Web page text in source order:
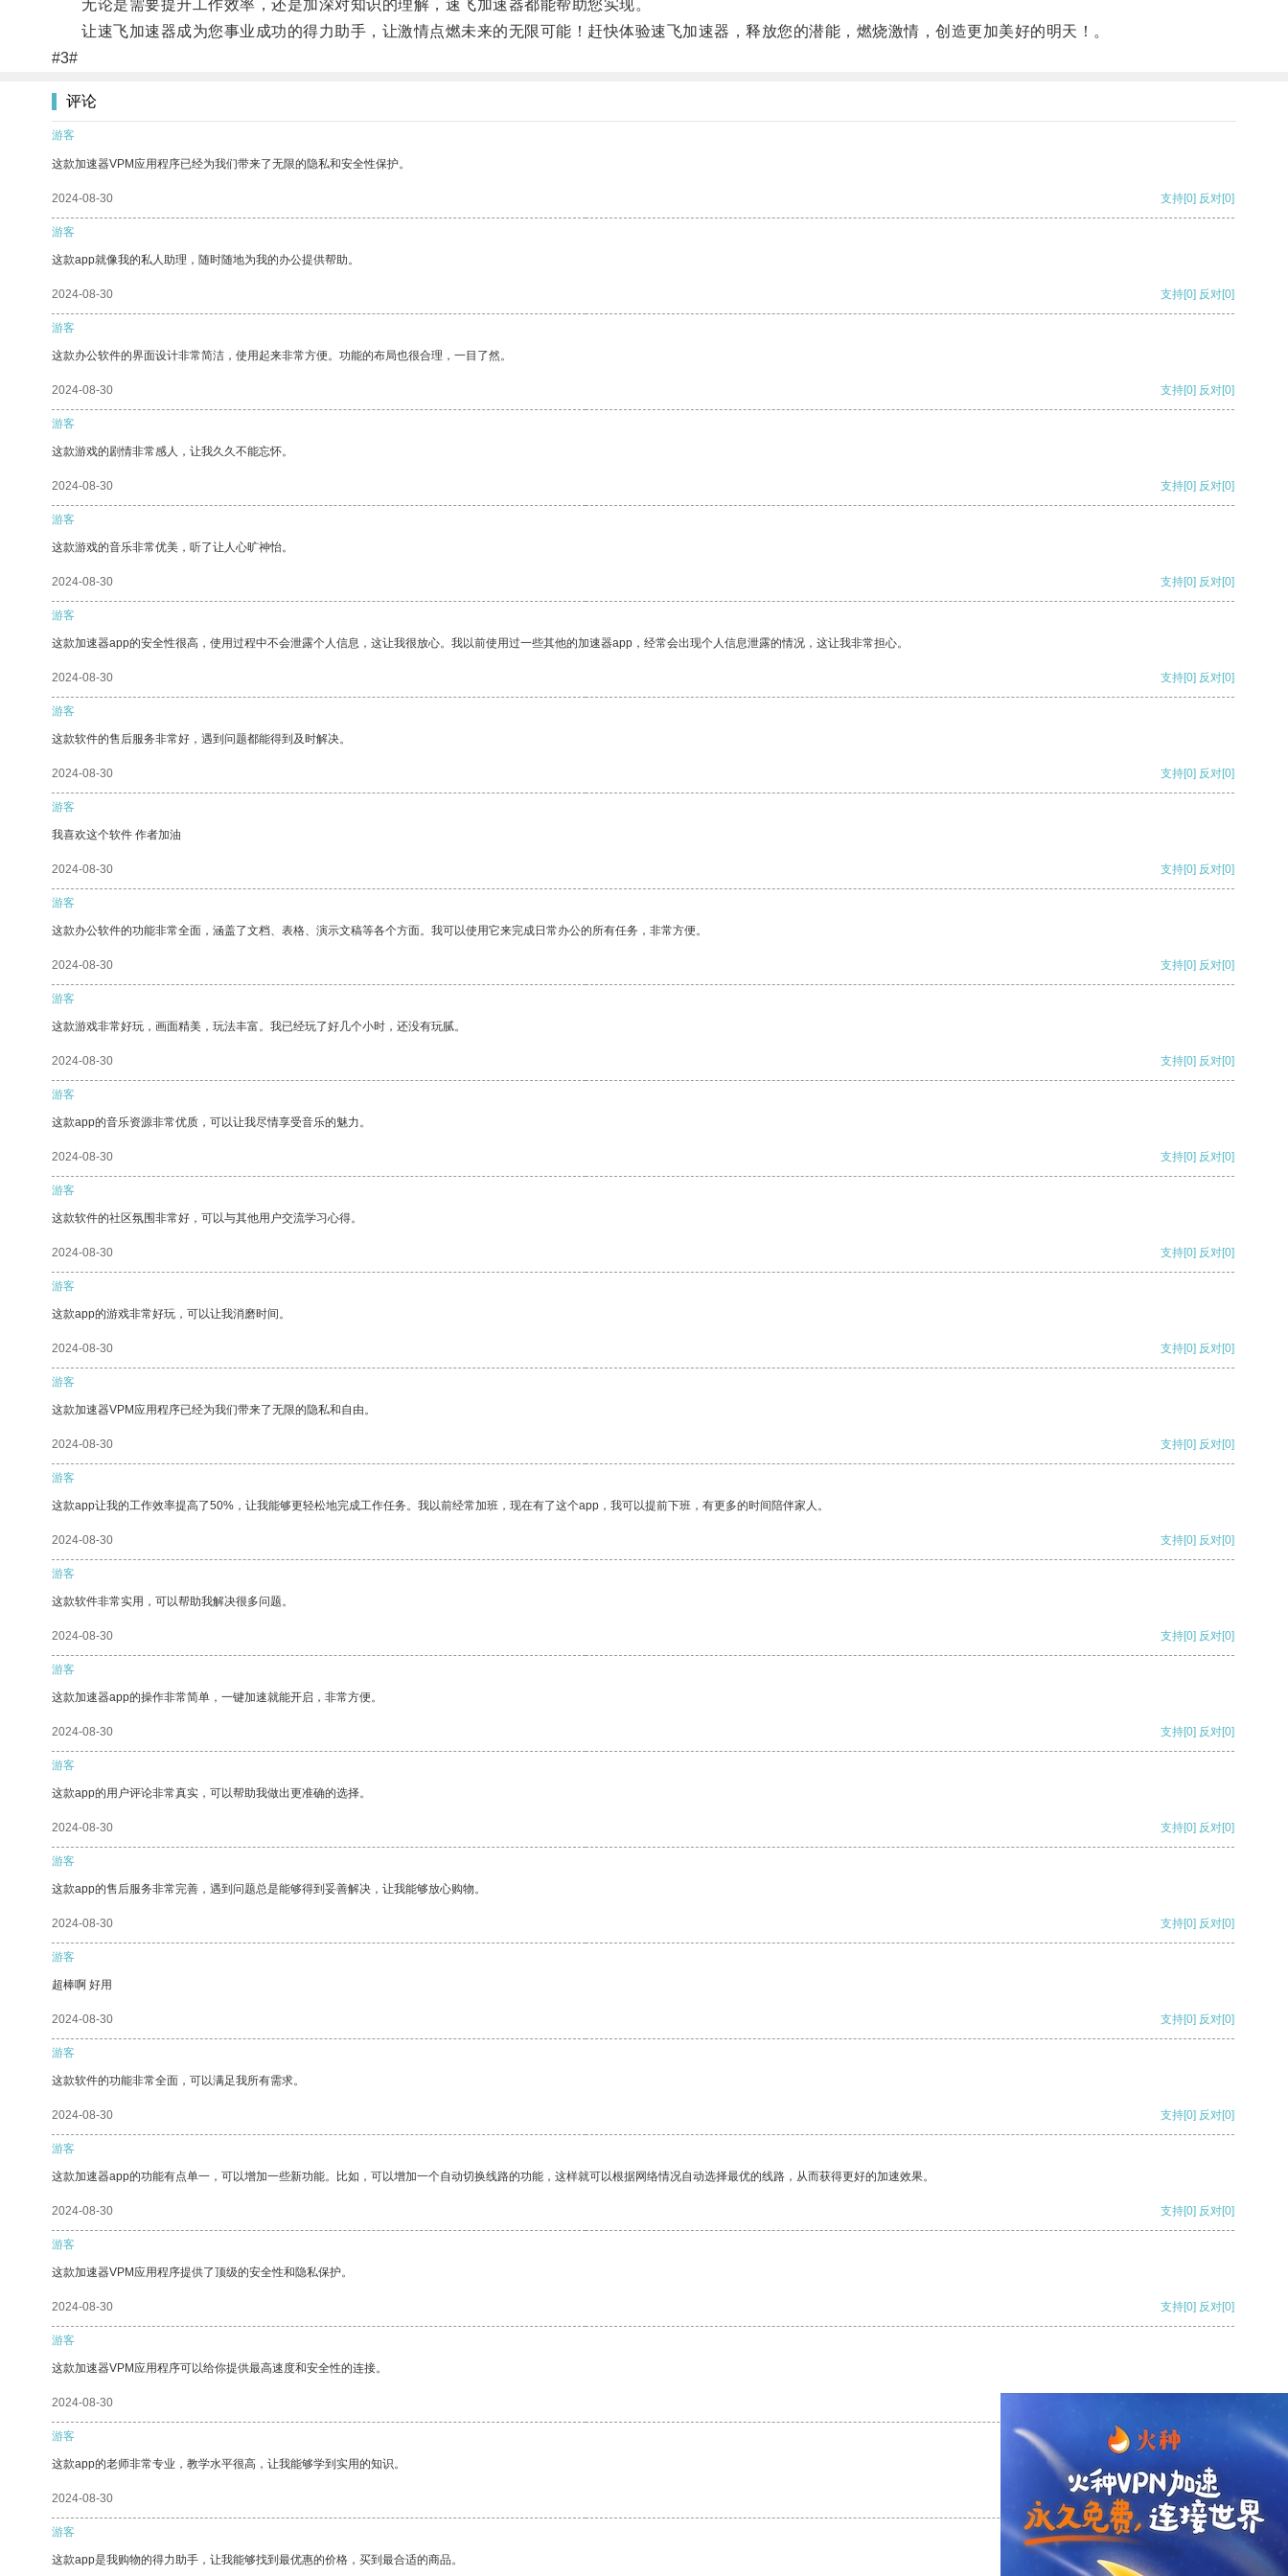
无论是需要提升工作效率，还是加深对知识的理解，速飞加速器都能帮助您实现。
让速飞加速器成为您事业成功的得力助手，让激情点燃未来的无限可能！赶快体验速飞加速器，释放您的潜能，燃烧激情，创造更加美好的明天！。
#3#
评论
游客
这款加速器VPM应用程序已经为我们带来了无限的隐私和安全性保护。
2024-08-30 支持[0] 反对[0]
游客
这款app就像我的私人助理，随时随地为我的办公提供帮助。
2024-08-30 支持[0] 反对[0]
游客
这款办公软件的界面设计非常简洁，使用起来非常方便。功能的布局也很合理，一目了然。
2024-08-30 支持[0] 反对[0]
游客
这款游戏的剧情非常感人，让我久久不能忘怀。
2024-08-30 支持[0] 反对[0]
游客
这款游戏的音乐非常优美，听了让人心旷神怡。
2024-08-30 支持[0] 反对[0]
游客
这款加速器app的安全性很高，使用过程中不会泄露个人信息，这让我很放心。我以前使用过一些其他的加速器app，经常会出现个人信息泄露的情况，这让我非常担心。
2024-08-30 支持[0] 反对[0]
游客
这款软件的售后服务非常好，遇到问题都能得到及时解决。
2024-08-30 支持[0] 反对[0]
游客
我喜欢这个软件 作者加油
2024-08-30 支持[0] 反对[0]
游客
这款办公软件的功能非常全面，涵盖了文档、表格、演示文稿等各个方面。我可以使用它来完成日常办公的所有任务，非常方便。
2024-08-30 支持[0] 反对[0]
游客
这款游戏非常好玩，画面精美，玩法丰富。我已经玩了好几个小时，还没有玩腻。
2024-08-30 支持[0] 反对[0]
游客
这款app的音乐资源非常优质，可以让我尽情享受音乐的魅力。
2024-08-30 支持[0] 反对[0]
游客
这款软件的社区氛围非常好，可以与其他用户交流学习心得。
2024-08-30 支持[0] 反对[0]
游客
这款app的游戏非常好玩，可以让我消磨时间。
2024-08-30 支持[0] 反对[0]
游客
这款加速器VPM应用程序已经为我们带来了无限的隐私和自由。
2024-08-30 支持[0] 反对[0]
游客
这款app让我的工作效率提高了50%，让我能够更轻松地完成工作任务。我以前经常加班，现在有了这个app，我可以提前下班，有更多的时间陪伴家人。
2024-08-30 支持[0] 反对[0]
游客
这款软件非常实用，可以帮助我解决很多问题。
2024-08-30 支持[0] 反对[0]
游客
这款加速器app的操作非常简单，一键加速就能开启，非常方便。
2024-08-30 支持[0] 反对[0]
游客
这款app的用户评论非常真实，可以帮助我做出更准确的选择。
2024-08-30 支持[0] 反对[0]
游客
这款app的售后服务非常完善，遇到问题总是能够得到妥善解决，让我能够放心购物。
2024-08-30 支持[0] 反对[0]
游客
超棒啊 好用
2024-08-30 支持[0] 反对[0]
游客
这款软件的功能非常全面，可以满足我所有需求。
2024-08-30 支持[0] 反对[0]
游客
这款加速器app的功能有点单一，可以增加一些新功能。比如，可以增加一个自动切换线路的功能，这样就可以根据网络情况自动选择最优的线路，从而获得更好的加速效果。
2024-08-30 支持[0] 反对[0]
游客
这款加速器VPM应用程序提供了顶级的安全性和隐私保护。
2024-08-30 支持[0] 反对[0]
游客
这款加速器VPM应用程序可以给你提供最高速度和安全性的连接。
2024-08-30
游客
这款app的老师非常专业，教学水平很高，让我能够学到实用的知识。
2024-08-30 支持 [0] 反对 [0]
游客
这款app是我购物的得力助手，让我能够找到最优惠的价格，买到最合适的商品。